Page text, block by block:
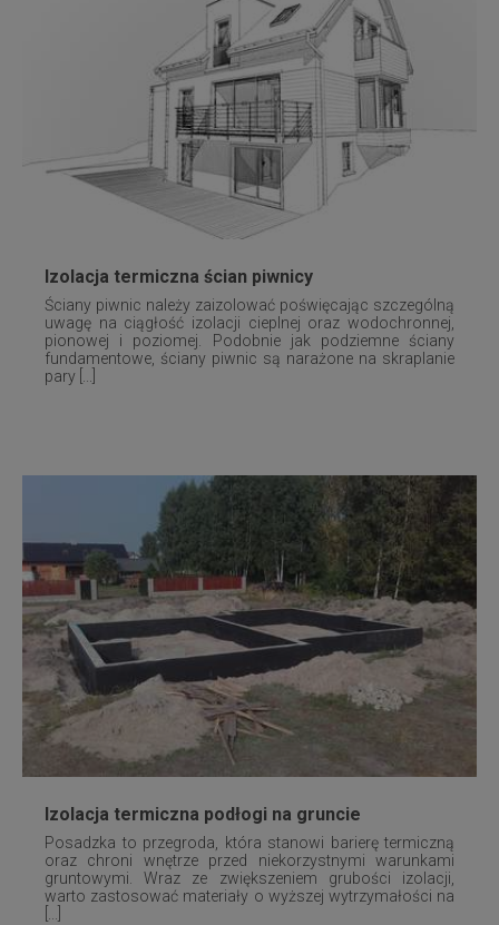
Izolacja termiczna ścian piwnicy
Ściany piwnic należy zaizolować poświęcając szczególną
uwagę na ciągłość izolacji cieplnej oraz wodochronnej,
pionowej i poziomej. Podobnie jak podziemne ściany
fundamentowe, ściany piwnic są narażone na skraplanie
pary [...]
Izolacja termiczna podłogi na gruncie
Posadzka to przegroda, która stanowi barierę termiczną
oraz chroni wnętrze przed niekorzystnymi warunkami
gruntowymi. Wraz ze zwiększeniem grubości izolacji,
warto zastosować materiały o wyższej wytrzymałości na
[...]